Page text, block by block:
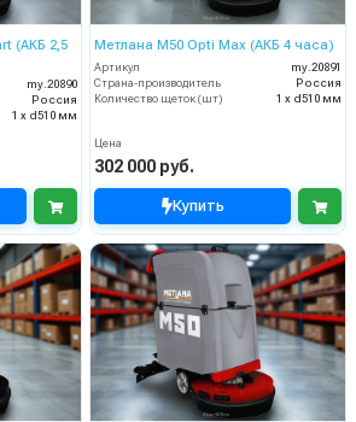
(АКБ 2,5
my.20890
Россия
1 х d510 мм
Метлана М50 Opti Max (АКБ 4 часа)
Артикул
my.20891
Страна-производитель
Россия
Количество щеток (шт)
1 х d510 мм
Цена
302 000 руб.
Купить